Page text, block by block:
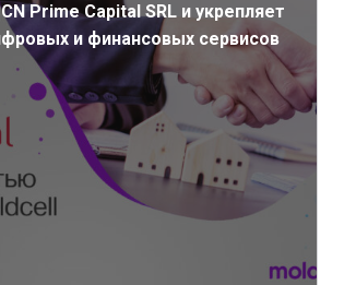
Prime Capital SRL и укрепляет
и финансовых сервисов